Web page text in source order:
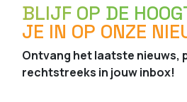
BLIJF OP DE
JE IN OP ONZE
Ontvang het laatste nieuws,
rechtstreeks in jouw inbox!